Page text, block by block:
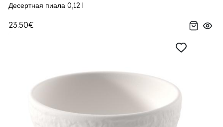
Десертная пиала 0,12 l
23.50€